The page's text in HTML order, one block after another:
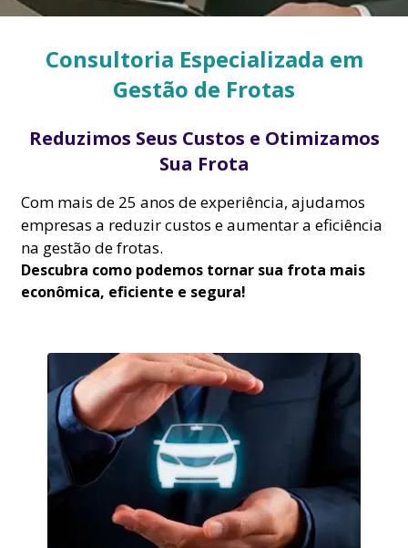
Consultoria Especializada em
Gestão de Frotas
Reduzimos Seus Custos e Otimizamos
Sua Frota
Com mais de 25 anos de experiência, ajudamos
empresas a reduzir custos e aumentar a eficiência
na gestão de frotas.
Descubra como podemos tornar sua frota mais
econômica, eficiente e segura!